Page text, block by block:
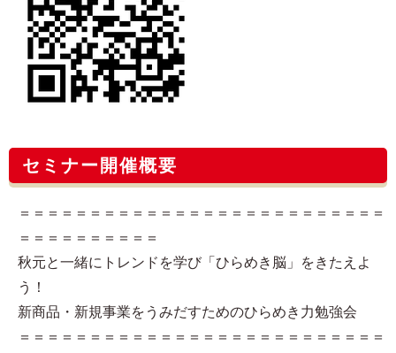
セミナー開催概要
＝＝＝＝＝＝＝＝＝＝＝＝＝＝＝＝＝＝＝＝＝＝＝＝＝＝
＝＝＝＝＝＝＝＝＝＝
秋元と一緒にトレンドを学び「ひらめき脳」をきたえよ
う！
新商品・新規事業をうみだすためのひらめき力勉強会
＝＝＝＝＝＝＝＝＝＝＝＝＝＝＝＝＝＝＝＝＝＝＝＝＝＝